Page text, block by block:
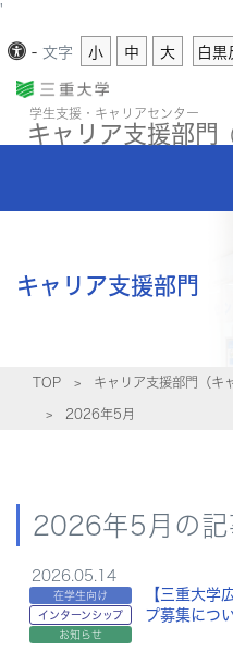
'
- 文字 小 中 大 白黒
学生支援・キャリアセンター
キャリア支援部門
キャリア支援部門
TOP キャリア支援部門（キ
2026年5月
2026年5月の記
2026.05.14
在学生向け
インターンシップ
お知らせ
【三重大学
プ募集につ